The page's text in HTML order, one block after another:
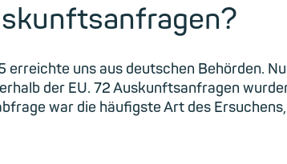
uns aus deutschen Behörden.
der EU. 72 Auskunftsanfragen
war die häufigste Art des